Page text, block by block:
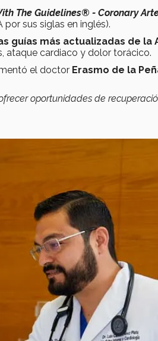
The Guidelines® - Coronary
por sus siglas en inglés).
guías más actualizadas de la
ataque cardiaco y dolor torácico.
el doctor Erasmo de la
oportunidades de